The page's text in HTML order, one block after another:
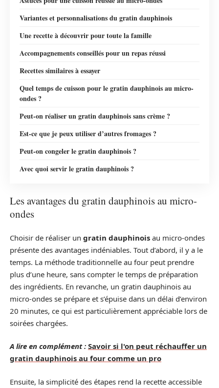
Variantes et personnalisations du gratin dauphinois
Une recette à découvrir pour toute la famille
Accompagnements conseillés pour un repas réussi
Recettes similaires à essayer
Quel temps de cuisson pour le gratin dauphinois au micro-
ondes ?
Peut-on réaliser un gratin dauphinois sans crème ?
Est-ce que je peux utiliser d’autres fromages ?
Peut-on congeler le gratin dauphinois ?
Avec quoi servir le gratin dauphinois ?
Les avantages du gratin dauphinois au micro-
ondes
Choisir de réaliser un gratin dauphinois au micro-ondes
présente des avantages indéniables. Tout d’abord, il y a le
temps. La méthode traditionnelle au four peut prendre
plus d’une heure, sans compter le temps de préparation
des ingrédients. En revanche, un gratin dauphinois au
micro-ondes se prépare et s’épuise dans un délai d’environ
20 minutes, ce qui est particulièrement appréciable lors de
soirées chargées.
A lire en complément : Savoir si l'on peut réchauffer un
gratin dauphinois au four comme un pro
Ensuite, la simplicité des étapes rend la recette accessible